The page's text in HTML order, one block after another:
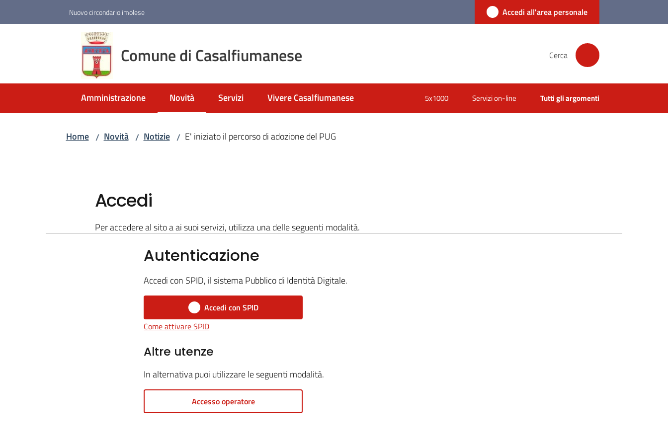
Nuovo circondario imolese Accedi all'area personale
Comune di Casalfiumanese Cerca
Amministrazione Novità
Menu selezionato
Servizi Vivere Casalfiumanese 5x1000 Servizi on-line Tutti gli argomenti
Home / Novità / Notizie / E' iniziato il percorso di adozione del PUG
Accedi
Per accedere al sito a ai suoi servizi, utilizza una delle seguenti modalità.
Autenticazione
Accedi con SPID, il sistema Pubblico di Identità Digitale.
Accedi con SPID
Come attivare SPID
Altre utenze
In alternativa puoi utilizzare le seguenti modalità.
Accesso operatore